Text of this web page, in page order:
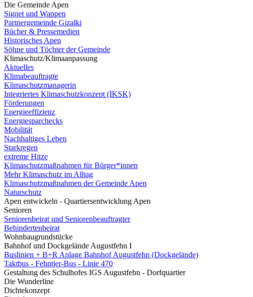
Die Gemeinde Apen
Signet und Wappen
Partnergemeinde Gizalki
Bücher & Pressemedien
Historisches Apen
Söhne und Töchter der Gemeinde
Klimaschutz/Klimaanpassung
Aktuelles
Klimabeauftragte
Klimaschutzmanagerin
Integriertes Klimaschutzkonzept (IKSK)
Förderungen
Energieeffizienz
Energiesparchecks
Mobilität
Nachhaltiges Leben
Starkregen
extreme Hitze
Klimaschutzmaßnahmen für Bürger*innen
Mehr Klimaschutz im Alltag
Klimaschutzmaßnahmen der Gemeinde Apen
Naturschutz
Apen entwickeln - Quartiersentwicklung Apen
Senioren
Seniorenbeirat und Seniorenbeauftragter
Behindertenbeirat
Wohnbaugrundstücke
Bahnhof und Dockgelände Augustfehn I
Buslinien + B+R Anlage Bahnhof Augustfehn (Dockgelände)
Taktbus - Fehntjer-Bus - Linie 470
Gestaltung des Schulhofes IGS Augustfehn - Dorfquartier
Die Wunderline
Dichtekonzept